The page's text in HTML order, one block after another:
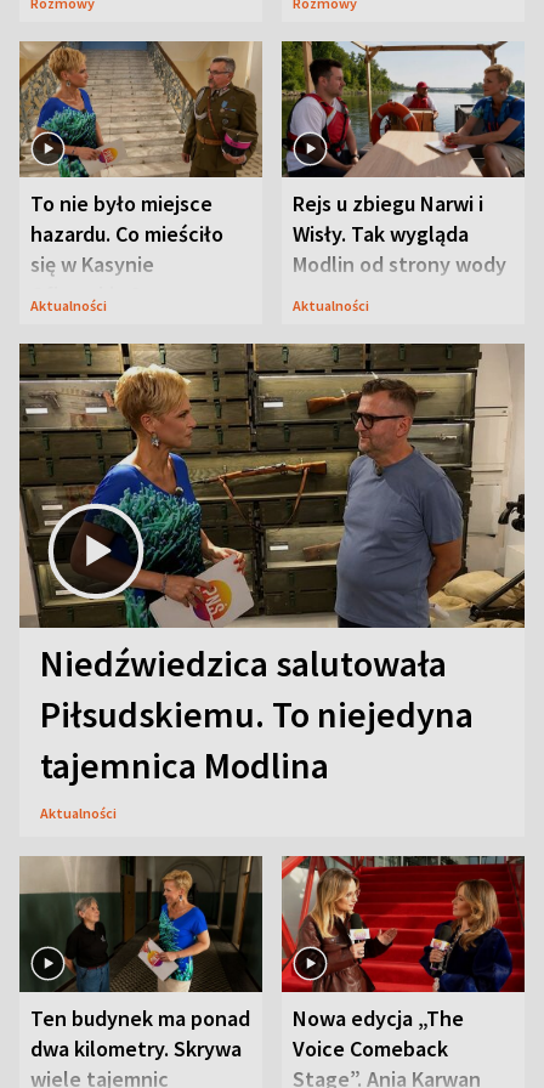
To nie było miejsce
hazardu. Co mieściło
się w Kasynie
Oficerskim?
Aktualności
Rejs u zbiegu Narwi i
Wisły. Tak wygląda
Modlin od strony wody
Aktualności
Niedźwiedzica salutowała
Piłsudskiemu. To niejedyna
tajemnica Modlina
Aktualności
Ten budynek ma ponad
dwa kilometry. Skrywa
wiele tajemnic
Nowa edycja „The
Voice Comeback
Stage”. Ania Karwan